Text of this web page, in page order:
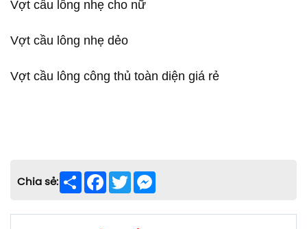
Vợt cầu lông nhẹ cho nữ
Vợt cầu lông nhẹ dẻo
Vợt cầu lông công thủ toàn diện giá rẻ
Chia sẻ: ShareFacebook
Twitter